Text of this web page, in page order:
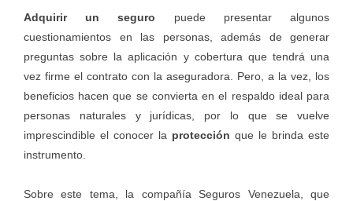
Adquirir un seguro puede presentar algunos
cuestionamientos en las personas, además de generar
preguntas sobre la aplicación y cobertura que tendrá una
vez firme el contrato con la aseguradora. Pero, a la vez, los
beneficios hacen que se convierta en el respaldo ideal para
personas naturales y jurídicas, por lo que se vuelve
imprescindible el conocer la protección que le brinda este
instrumento.
Sobre este tema, la compañía Seguros Venezuela, que